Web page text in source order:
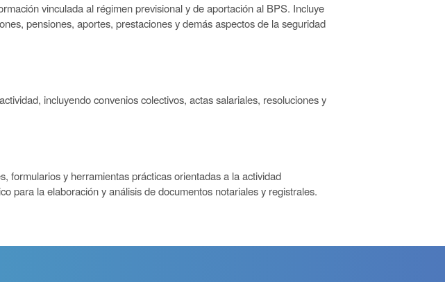
vinculada al régimen previsional y de aportación al BPS. Incluye
pensiones, aportes, prestaciones y demás aspectos de la seguridad
incluyendo convenios colectivos, actas salariales, resoluciones y
formularios y herramientas prácticas orientadas a la actividad
para la elaboración y análisis de documentos notariales y registrales.